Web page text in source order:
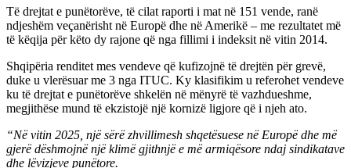
Të drejtat e punëtorëve, të cilat raporti i mat në 151 vende, ranë
ndjeshëm veçanërisht në Europë dhe në Amerikë – me rezultatet më
të këqija për këto dy rajone që nga fillimi i indeksit në vitin 2014.
Shqipëria renditet mes vendeve që kufizojnë të drejtën për grevë,
duke u vlerësuar me 3 nga ITUC. Ky klasifikim u referohet vendeve
ku të drejtat e punëtorëve shkelën në mënyrë të vazhdueshme,
megjithëse mund të ekzistojë një kornizë ligjore që i njeh ato.
“Në vitin 2025, një sërë zhvillimesh shqetësuese në Europë dhe më
gjerë dëshmojnë një klimë gjithnjë e më armiqësore ndaj sindikatave
dhe lëvizjeve punëtore.